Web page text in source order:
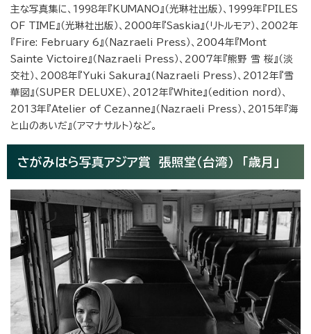
主な写真集に、1998年『KUMANO』（光琳社出版）、1999年『PILES
OF TIME』（光琳社出版）、2000年『Saskia』（リトルモア）、2002年
『Fire: February 6』（Nazraeli Press）、2004年『Mont
Sainte Victoire』（Nazraeli Press）、2007年『熊野 雪 桜』（淡
交社）、2008年『Yuki Sakura』（Nazraeli Press）、2012年『雪
華図』（SUPER DELUXE）、2012年『White』（edition nord）、
2013年『Atelier of Cezanne』（Nazraeli Press）、2015年『海
と山のあいだ』（アマナサルト）など。
さがみはら写真アジア賞 張照堂（台湾） 「歳月」